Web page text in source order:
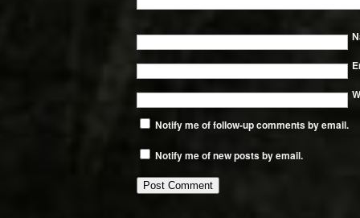
Notify me of follow-up comments by email.
Notify me of new posts by email.